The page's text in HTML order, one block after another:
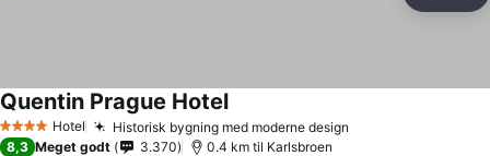
4 StjernerHotel Historisk bygning med moderne design
Quentin Prague HotelSe priser
8,3 Meget godt 3.370 0.4 km til Karlsbroen